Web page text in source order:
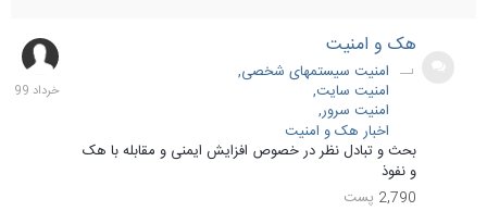
هک و امنیت
امنیت سیستمهای شخصی
امنیت سایت
امنیت سرور
اخبار هک و امنیت
بحث و تبادل نظر در خصوص افزایش ایمنی و مقابله با هک
و نفوذ
2,790 پست